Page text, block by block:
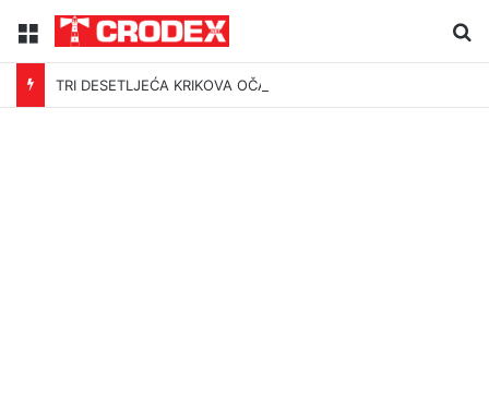
Menu
TRI DESETLJEĆA KRIKOVA OČAJNIKA